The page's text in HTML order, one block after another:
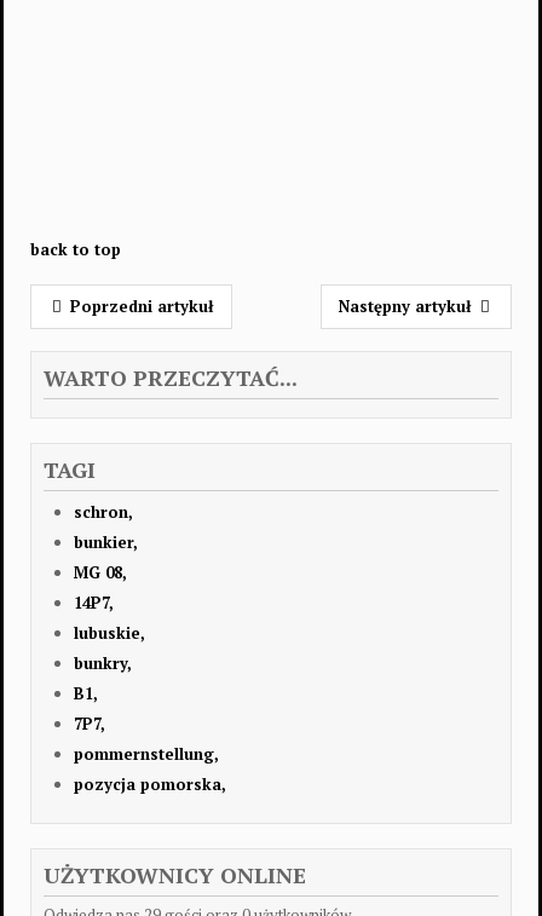
back to top
Poprzedni artykuł Następny artykuł
WARTO PRZECZYTAĆ...
TAGI
schron,
bunkier,
MG 08,
14P7,
lubuskie,
bunkry,
B1,
7P7,
pommernstellung,
pozycja pomorska,
UŻYTKOWNICY ONLINE